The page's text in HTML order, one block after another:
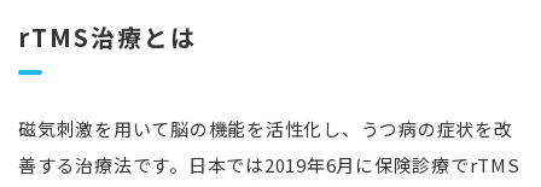
rTMS治療とは
磁気刺激を用いて脳の機能を活性化し、うつ病の症状を改
善する治療法です。日本では2019年6月に保険診療でrTMS